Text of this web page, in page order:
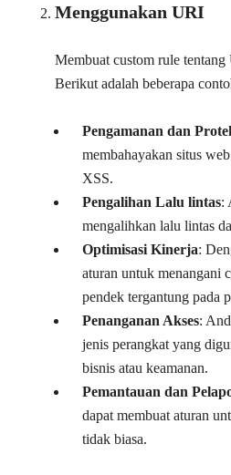
Menggunakan URI
Membuat custom rule
Berikut adalah beberapa
Pengamanan dan
membahayakan situs
XSS.
Pengalihan Lalu lintas:
mengalihkan lalu lintas
Optimisasi Kinerja:
aturan untuk menangani
pendek tergantung pada
Penanganan Akses:
jenis perangkat yang
bisnis atau keamanan.
Pemantauan dan
dapat membuat aturan
tidak biasa.